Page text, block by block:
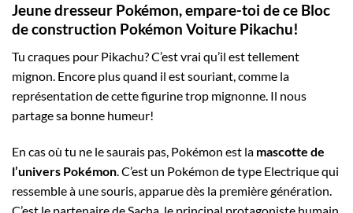
Jeune dresseur Pokémon, empare-toi de ce Bloc
de construction Pokémon Voiture Pikachu!
Tu craques pour Pikachu? C’est vrai qu’il est tellement
mignon. Encore plus quand il est souriant, comme la
représentation de cette figurine trop mignonne. Il nous
partage sa bonne humeur!
En cas où tu ne le saurais pas, Pokémon est la mascotte de
l’univers Pokémon . C’est un Pokémon de type Electrique qui
ressemble à une souris, apparue dès la première génération.